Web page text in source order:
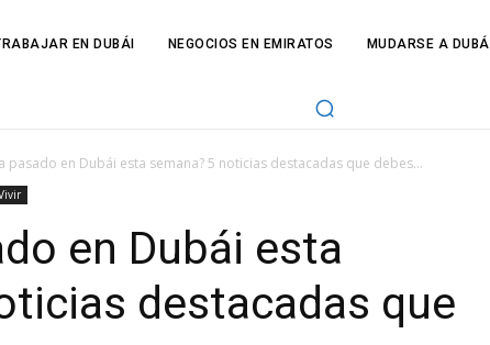
EN DUBÁI NEGOCIOS EN EMIRATOS MUDARSE A DUBÁI
pasado en Dubái esta semana? 5 noticias destacadas que debes...
en Dubái esta
destacadas que